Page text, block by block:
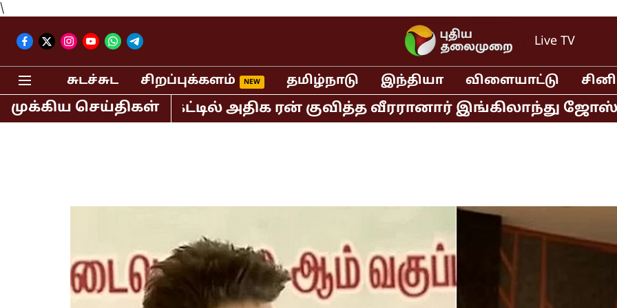
\
Live TV
சுடச்சுட சிறப்புக்களம் தமிழ்நாடு இந்தியா விளையாட்டு
முக்கிய செய்திகள்
டி20 கிரிக்கெட்டில் அதிக ரன் குவித்த வீரரானார் இங்கிலாந்து ஜோஸ் பட்லர்